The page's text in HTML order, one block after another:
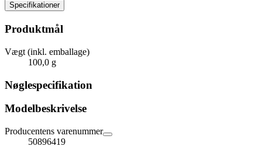
Specifikationer
Produktmål
Vægt (inkl. emballage)
100,0 g
Nøglespecifikation
Modelbeskrivelse
Producentens varenummer
50896419